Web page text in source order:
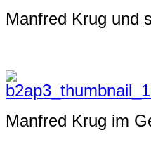
Manfred Krug und
Manfred Krug im